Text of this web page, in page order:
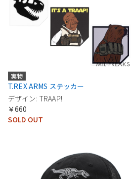
実物
T.REX ARMS ステッカー
デザイン: TRAAP!
￥660
SOLD OUT